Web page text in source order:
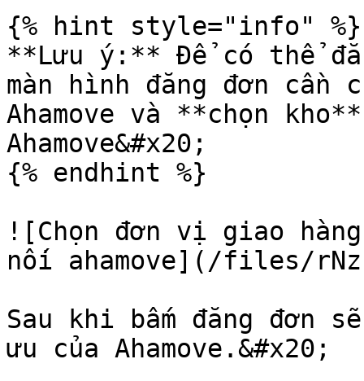
{% hint style="info" %}
**Lưu ý:** Để có thể
màn hình đăng đơn
Ahamove và **chọn
Ahamove&#x20;
{% endhint %}
![Chọn đơn vị giao
nối ahamove](/files/
Sau khi bấm đăng đơn
ưu của Ahamove.&#x20;